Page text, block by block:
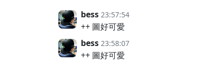
bess 23:57:54
++ 圖好可愛
bess 23:58:07
++ 圖好可愛